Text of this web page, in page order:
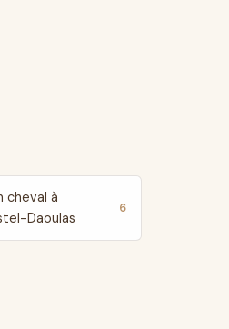
cheval à
Daoulas
6